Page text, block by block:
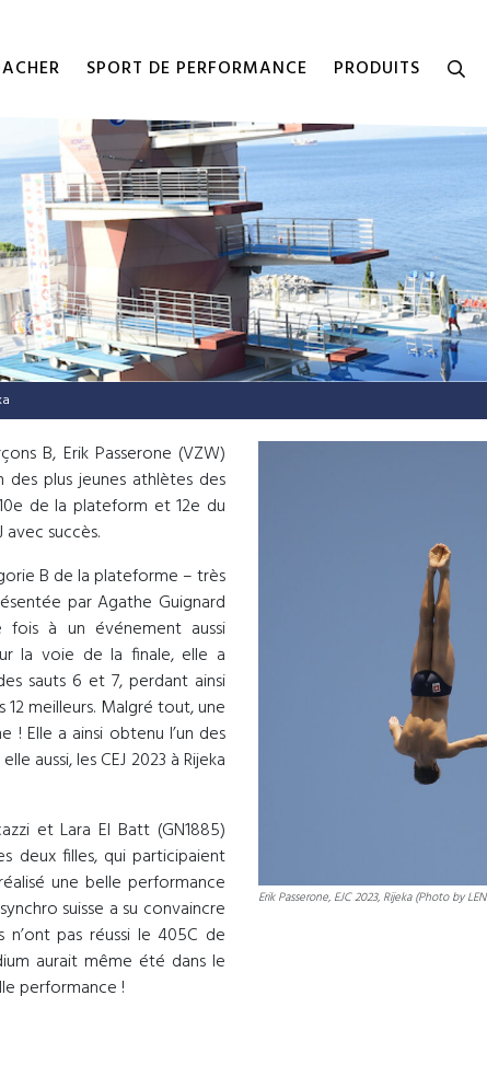
SPORT DE PERFORMANCE PRODUITS
Erik Passerone, EJC 2023, Rijeka (Photo by
B, Erik Passerone (VZW)
plus jeunes athlètes des
de la plateform et 12e du
succès.
B de la plateforme – très
par Agathe Guignard
fois à un événement aussi
la voie de la finale, elle a
sauts 6 et 7, perdant ainsi
meilleurs. Malgré tout, une
Elle a ainsi obtenu l’un des
aussi, les CEJ 2023 à Rijeka
et Lara El Batt (GN1885)
deux filles, qui participaient
une belle performance
suisse a su convaincre
n’ont pas réussi le 405C de
aurait même été dans le
performance !